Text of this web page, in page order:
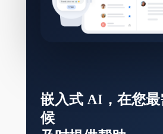
嵌入式 AI，在您
候